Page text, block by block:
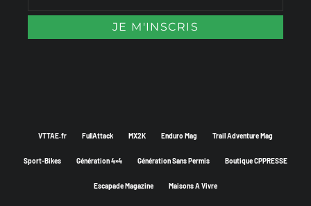
VTTAE.fr FullAttack MX2K Enduro Mag Trail Adventure Mag
Sport-Bikes Génération 4×4 Génération Sans Permis Boutique CPPRESSE
Escapade Magazine Maisons A Vivre